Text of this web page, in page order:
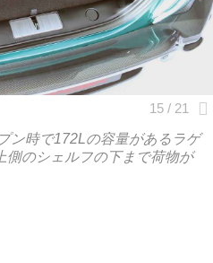
ン時で172Lの容量があるラゲ
側のシェルフの下まで荷物が